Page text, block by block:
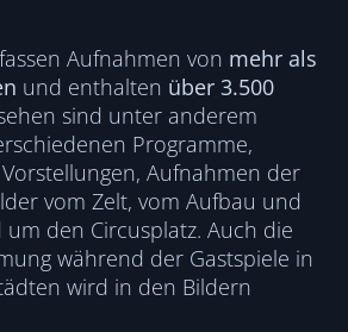
Aufnahmen von mehr als
und enthalten über 3.500
sind unter anderem
Programme,
Aufnahmen der
vom Zelt, vom Aufbau und
den Circusplatz. Auch die
während der Gastspiele in
wird in den Bildern